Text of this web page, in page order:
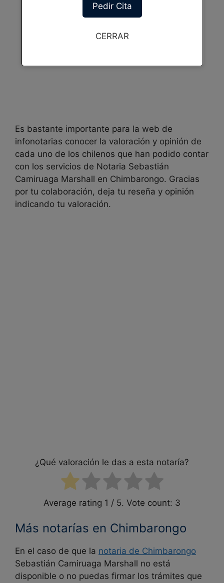
Es bastante importante para la web de
infonotarias conocer la valoración y opinión de
cada uno de los chilenos que han podido contar
con los servicios de Notaria Sebastián
Camiruaga Marshall en Chimbarongo. Gracias
por tu colaboración, deja tu reseña y opinión
indicando tu valoración.
¿Qué valoración le das a esta notaría?
Average rating 1 / 5. Vote count: 3
Más notarías en Chimbarongo
En el caso de que la notaria de Chimbarongo
Sebastián Camiruaga Marshall no está
disponible o no puedas firmar los trámites que
Pedir Cita
CERRAR